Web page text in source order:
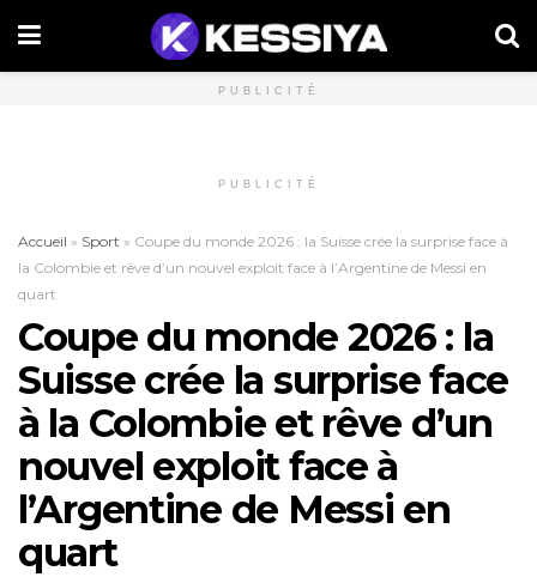
PUBLICITÉ
PUBLICITÉ
Accueil » Sport » Coupe du monde 2026 : la Suisse crée la surprise face à
la Colombie et rêve d’un nouvel exploit face à l’Argentine de Messi en
quart
Coupe du monde 2026 : la
Suisse crée la surprise face
à la Colombie et rêve d’un
nouvel exploit face à
l’Argentine de Messi en
quart